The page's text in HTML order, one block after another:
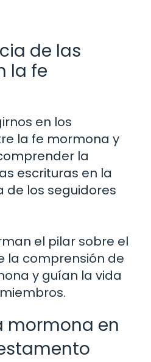
de las
la fe
en los
la fe mormona y
la
escrituras en la
de los seguidores
el pilar sobre el
la comprensión de
y guían la vida
mormona en